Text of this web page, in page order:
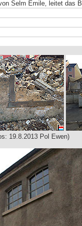
Selm Emile, leitet das
19.8.2013 Pol Ewen)